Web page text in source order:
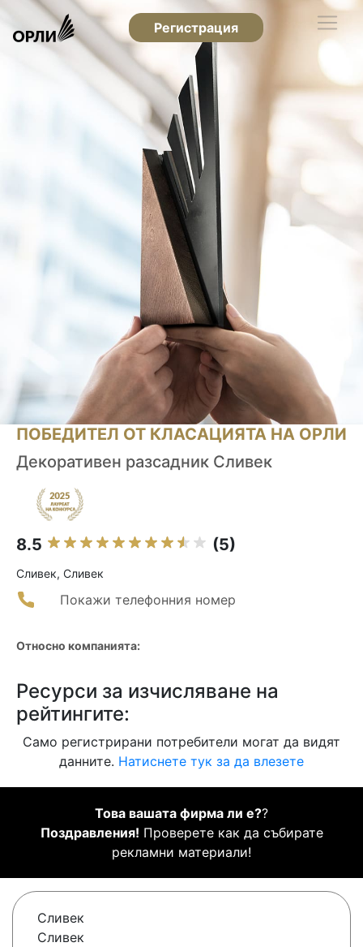
Регистрация
ПОБЕДИТЕЛ ОТ КЛАСАЦИЯТА НА ОРЛИ
Декоративен разсадник Сливек
8.5 (5)
Сливек, Сливек
Покажи телефонния номер
Относно компанията:
Ресурси за изчисляване на
рейтингите:
Само регистрирани потребители могат да видят
данните. Натиснете тук за да влезете
Това вашата фирма ли е??
Поздравления! Проверете как да събирате
рекламни материали!
Сливек
Сливек